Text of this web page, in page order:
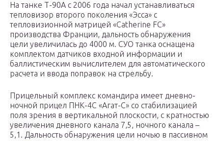
На танке Т-90А с 2006 года начал устанавливаться
тепловизор второго поколения «Эсса» с
тепловизионной матрицей «Catherine FC»
производства Франции, дальность обнаружения
цели увеличилась до 4000 м. СУО танка оснащена
комплектом датчиков входной информации и
баллистическим вычислителем для автоматического
расчета и ввода поправок на стрельбу.
Прицельный комплекс командира имеет дневно-
ночной прицел ПНК-4С «Агат-С» со стабилизацией
поля зрения в вертикальной плоскости, с кратностью
увеличения дневного канала 7,5, ночного канала –
5,1. Дальность обнаружения цели ночью в пассивном